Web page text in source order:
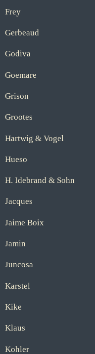
Frey
Gerbeaud
Godiva
Goemare
Grison
Grootes
Hartwig & Vogel
Hueso
H. Idebrand & Sohn
Jacques
Jaime Boix
Jamin
Juncosa
Karstel
Kike
Klaus
Kohler